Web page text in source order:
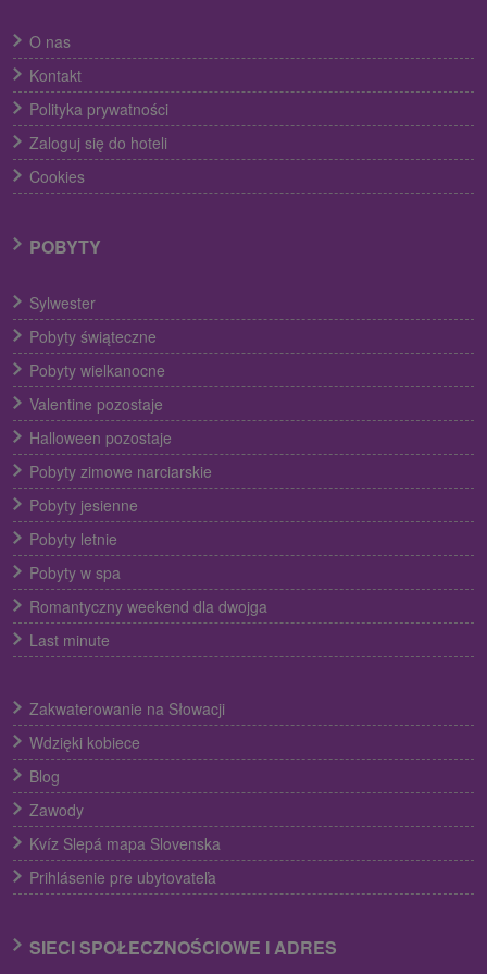
O nas
Kontakt
Polityka prywatności
Zaloguj się do hoteli
Cookies
POBYTY
Sylwester
Pobyty świąteczne
Pobyty wielkanocne
Valentine pozostaje
Halloween pozostaje
Pobyty zimowe narciarskie
Pobyty jesienne
Pobyty letnie
Pobyty w spa
Romantyczny weekend dla dwojga
Last minute
Zakwaterowanie na Słowacji
Wdzięki kobiece
Blog
Zawody
Kvíz Slepá mapa Slovenska
Prihlásenie pre ubytovateľa
SIECI SPOŁECZNOŚCIOWE I ADRES